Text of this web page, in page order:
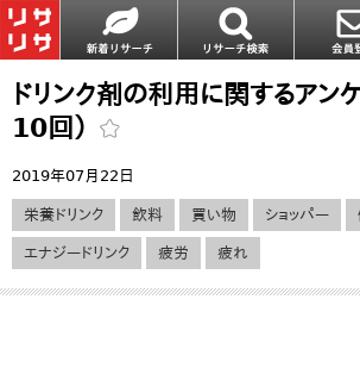
ドリンク剤の利用に関するアン
10回）
2019年07月22日
栄養ドリンク 飲料 買い物 ショッパー
エナジードリンク 疲労 疲れ